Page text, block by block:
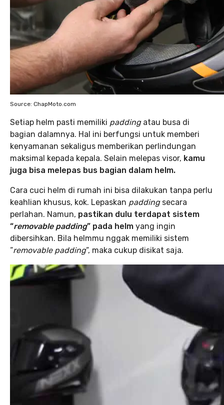
Source: ChapMoto.com
Setiap helm pasti memiliki paddingatau busa di
bagian dalamnya. Hal ini berfungsi untuk memberi
kenyamanan sekaligus memberikan perlindungan
maksimal kepada kepala. Selain melepas visor, kamu
juga bisa melepas bus bagian dalam helm.
Cara cuci helm di rumah ini bisa dilakukan tanpa perlu
keahlian khusus, kok. Lepaskan paddingsecara
perlahan. Namun, pastikan dulu terdapat sistem
“removable padding” pada helm yang ingin
dibersihkan. Bila helmmu nggak memiliki sistem
“removable padding“, maka cukup disikat saja.